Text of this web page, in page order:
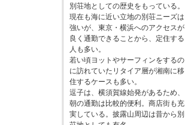
別荘地としての歴史をもっている。
現在も海に近い立地の別荘ニーズは
強いが、東京・横浜へのアクセスが
良く通勤できることから、定住する
人も多い。
若い頃ヨットやサーフィンをするの
に訪れていたリタイア層が湘南に移
住するケースも多い。
逗子は、横須賀線始発があるため、
朝の通勤は比較的便利。商店街も充
実している。披露山周辺は昔から別